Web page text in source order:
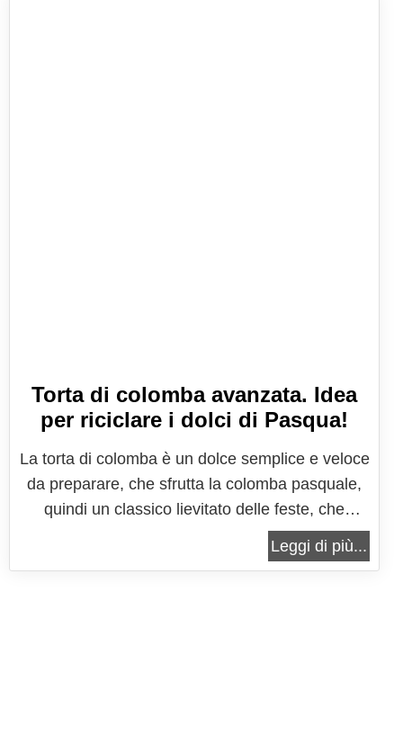
Torta di colomba avanzata. Idea
per riciclare i dolci di Pasqua!
La torta di colomba è un dolce semplice e veloce
da preparare, che sfrutta la colomba pasquale,
quindi un classico lievitato delle feste, che
spesso e volentieri avanza e finite le feste non si
ha più tanta voglia di consumare così come si
Leggi di più...